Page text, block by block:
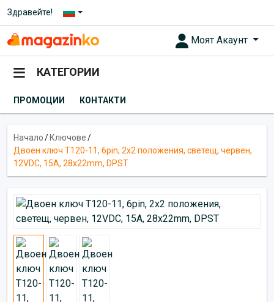
Здравейте!
Моят Акаунт
КАТЕГОРИИ
ПРОМОЦИИ КОНТАКТИ
Начало/ Ключове/
Двоен ключ T120-11, 6pin, 2х2 положения, светещ, червен,
12VDC, 15A, 28x22mm, DPST